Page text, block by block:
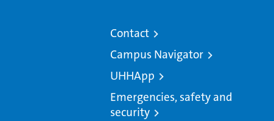
Contact
Campus Navigator
UHHApp
Emergencies, safety and
security